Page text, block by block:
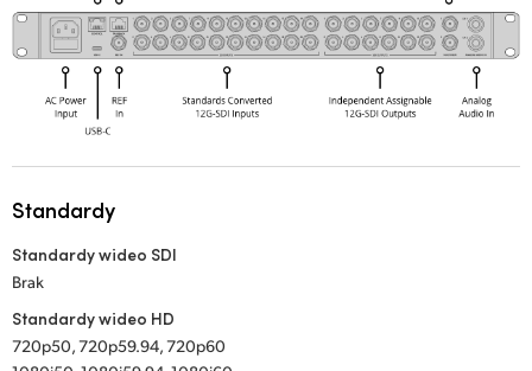
Standardy
Standardy wideo SDI
Brak
Standardy wideo HD
720p50, 720p59.94, 720p60